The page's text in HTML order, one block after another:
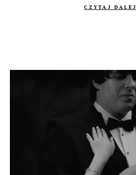
CZYTAJ DALEJ